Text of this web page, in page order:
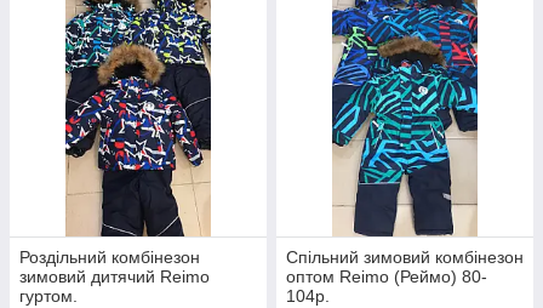
Роздільний комбінезон
зимовий дитячий Reimo
гуртом.
Спільний зимовий комбінезон
оптом Reimo (Реймо) 80-
104р.